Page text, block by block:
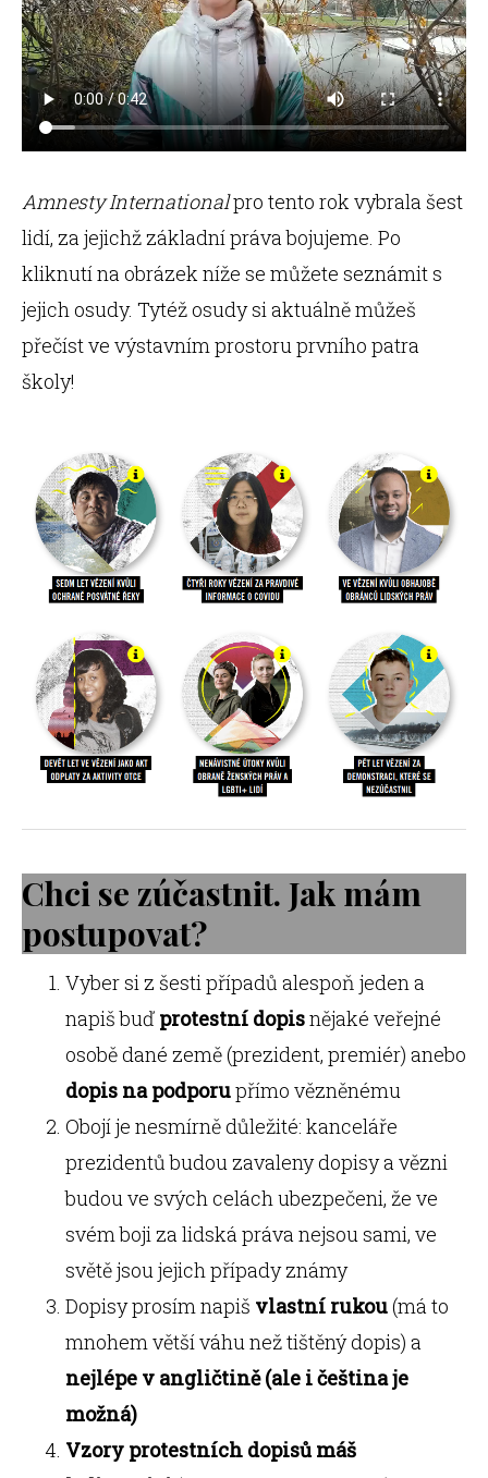
Amnesty Internationalpro tento rok vybrala šest
lidí, za jejichž základní práva bojujeme. Po
kliknutí na obrázek níže se můžete seznámit s
jejich osudy. Tytéž osudy si aktuálně můžeš
přečíst ve výstavním prostoru prvního patra
školy!
Chci se zúčastnit. Jak mám
postupovat?
Vyber si z šesti případů alespoň jeden a
napiš buď protestní dopisnějaké veřejné
osobě dané země (prezident, premiér) anebo
dopis na podporupřímo vězněnému
Obojí je nesmírně důležité: kanceláře
prezidentů budou zavaleny dopisy a vězni
budou ve svých celách ubezpečeni, že ve
svém boji za lidská práva nejsou sami, ve
světě jsou jejich případy známy
Dopisy prosím napiš vlastní rukou(má to
mnohem větší váhu než tištěný dopis) a
nejlépe v angličtině (ale i čeština je
možná)
Vzory protestních dopisů máš